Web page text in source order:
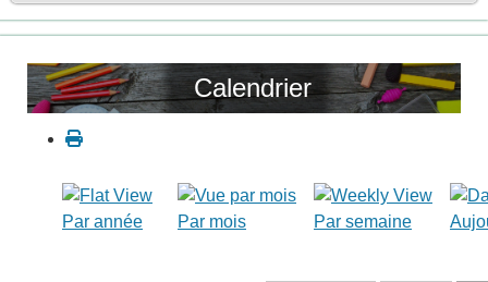
Calendrier
Par année Par mois Par semaine